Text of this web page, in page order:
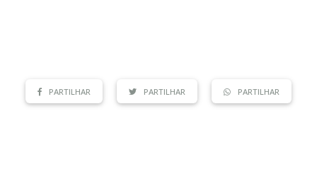
PARTILHAR PARTILHAR PARTILHAR